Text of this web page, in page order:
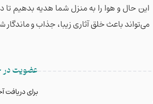
این حال و هوا را به منزل شما هدیه بدهیم
می‌تواند باعث خلق آثاری زیبا، جذاب و ماندگار
عضویت در
برای دریافت